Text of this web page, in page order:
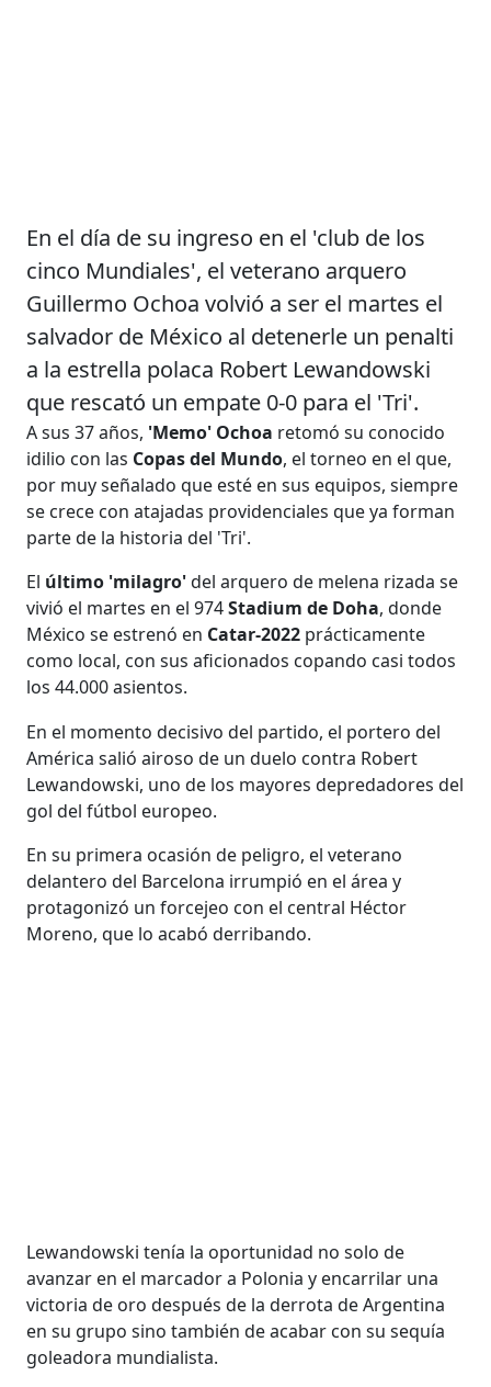
En el día de su ingreso en el 'club de los
cinco Mundiales', el veterano arquero
Guillermo Ochoa volvió a ser el martes el
salvador de México al detenerle un penalti
a la estrella polaca Robert Lewandowski
que rescató un empate 0-0 para el 'Tri'.
A sus 37 años, 'Memo' Ochoa retomó su conocido
idilio con las Copas del Mundo, el torneo en el que,
por muy señalado que esté en sus equipos, siempre
se crece con atajadas providenciales que ya forman
parte de la historia del 'Tri'.
El último 'milagro'del arquero de melena rizada se
vivió el martes en el 974Stadium de Doha, donde
México se estrenó en Catar-2022 prácticamente
como local, con sus aficionados copando casi todos
los 44.000 asientos.
En el momento decisivo del partido, el portero del
América salió airoso de un duelo contra Robert
Lewandowski, uno de los mayores depredadores del
gol del fútbol europeo.
En su primera ocasión de peligro, el veterano
delantero del Barcelona irrumpió en el área y
protagonizó un forcejeo con el central Héctor
Moreno, que lo acabó derribando.
Lewandowski tenía la oportunidad no solo de
avanzar en el marcador a Polonia y encarrilar una
victoria de oro después de la derrota de Argentina
en su grupo sino también de acabar con su sequía
goleadora mundialista.